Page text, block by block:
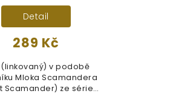
289 Kč
Detail
v podobě
Mloka Scamandera
Scamander) ze série